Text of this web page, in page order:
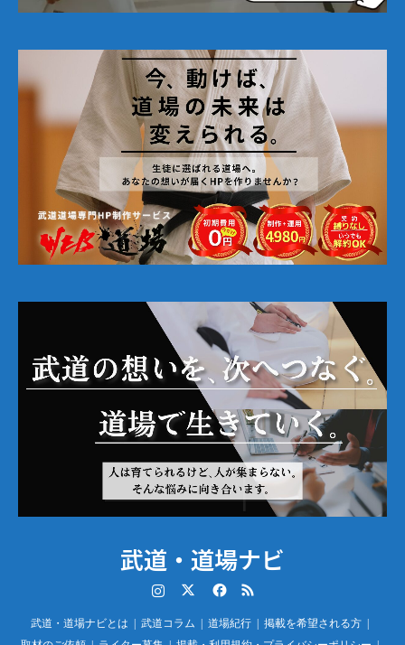
武道・道場ナビ
RSS
武道・道場ナビとは 武道コラム 道場紀行
掲載を希望される方